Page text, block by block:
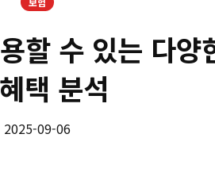
할 수 있는 다양
택 분석
2025-09-06